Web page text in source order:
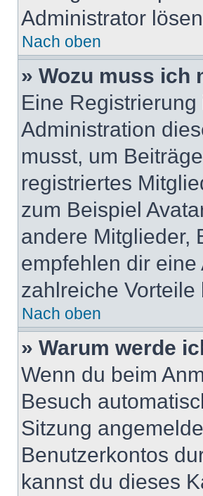
Administrator
Nach oben
» Wozu muss ich
Eine
Administration
musst, um
registriertes
zum Beispiel
andere Mitglieder,
empfehlen dir
zahlreiche Vorteile
Nach oben
» Warum werde
Wenn du beim
Besuch
Sitzung
Benutzerkontos
kannst du dieses